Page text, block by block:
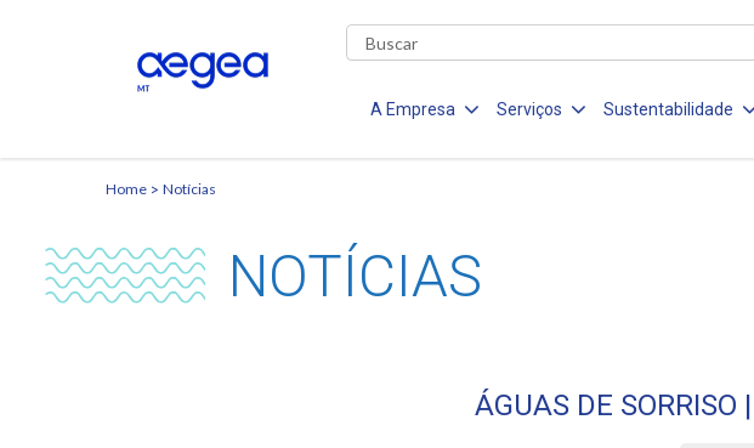
A Empresa Serviços Sustentabilidade
Home Notícias
NOTÍCIAS
ÁGUAS DE